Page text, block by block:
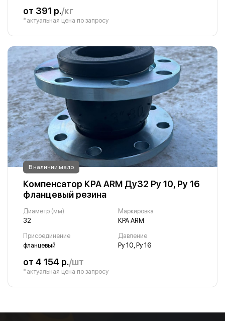
от 391 р./кг
*актуальная цена по запросу
В наличии мало
Компенсатор КРА ARM Ду32 Ру 10, Ру 16
фланцевый резина
Диаметр (мм)
32
Маркировка
КРА ARM
Присоединение
фланцевый
Давление
Ру 10, Ру 16
от 4 154 р./шт
*актуальная цена по запросу